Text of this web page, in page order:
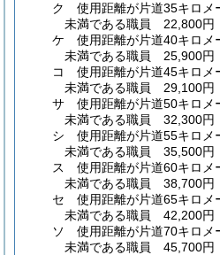
ク
使用距離が片道35キロ
未満である職員 22,800円
ケ
使用距離が片道40キロ
未満である職員 25,900円
コ
使用距離が片道45キロ
未満である職員 29,100円
サ
使用距離が片道50キロ
未満である職員 32,300円
シ
使用距離が片道55キロ
未満である職員 35,500円
ス
使用距離が片道60キロ
未満である職員 38,700円
セ
使用距離が片道65キロ
未満である職員 42,200円
ソ
使用距離が片道70キロ
未満である職員 45,700円